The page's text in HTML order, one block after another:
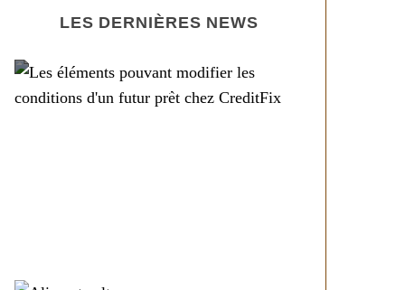
LES DERNIÈRES NEWS
Société